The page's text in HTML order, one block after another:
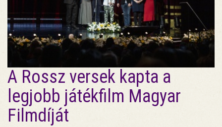
A Rossz versek kapta a
legjobb játékfilm Magyar
Filmdíját